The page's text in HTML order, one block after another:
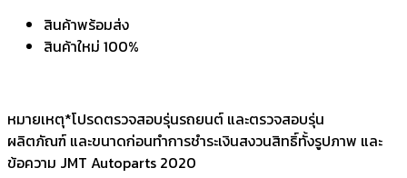
สินค้าพร้อมส่ง
สินค้าใหม่ 100%
หมายเหตุ*โปรดตรวจสอบรุ่นรถยนต์ และตรวจสอบรุ่น
ผลิตภัณฑ์ และขนาดก่อนทำการชำระเงินสงวนสิทธิ์ทั้งรูปภาพ และ
ข้อความ JMT Autoparts 2020